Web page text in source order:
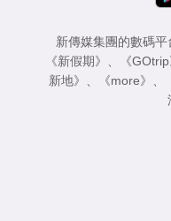
新傳媒集團的數碼
《新假期》
《GOtrip
新地》
《more》